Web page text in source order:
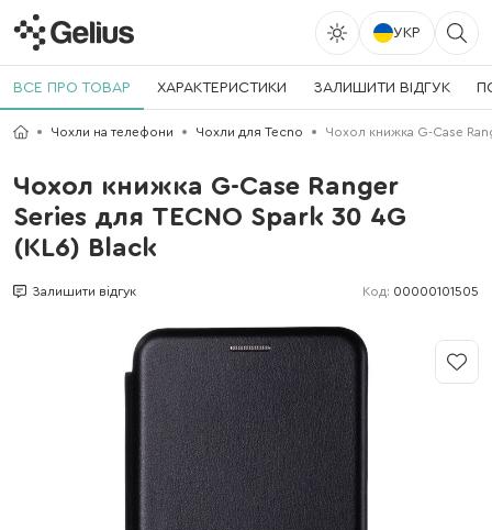
УКР
ВСЕ ПРО ТОВАР ХАРАКТЕРИСТИКИ ЗАЛИШИТИ ВІДГУК
Чохли на телефони Чохли для Tecno Чохол книжка G-Case
Чохол книжка G-Case Ranger
Series для TECNO Spark 30 4G
(KL6) Black
Залишити відгук Код: 00000101505